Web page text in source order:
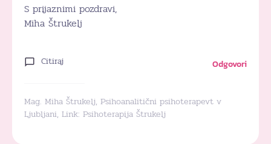
S prijaznimi pozdravi,
Miha Štrukelj
Citiraj Odgovori
Mag. Miha Štrukelj, Psihoanalitični psihoterapevt v
Ljubljani, Link: Psihoterapija Štrukelj